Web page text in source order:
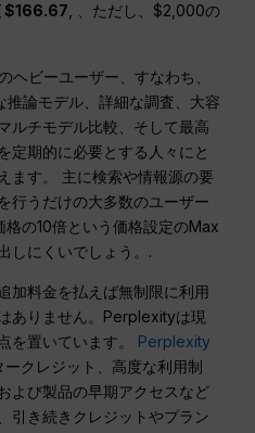
$166.67 , 、ただし、$2,000の
ビーユーザー、すなわち、
論モデル、詳細な調査、大容
ルチモデル比較、そして最高
定期的に必要とする人々にと
ます。 主に検索や情報源の要
行うだけの大多数のユーザー
の10倍という価格設定のMax
しにくいでしょう。.
加料金を払えば無制限に利用
ありません。Perplexityは現
を置いています。 Perplexity
ークレジット、高度な利用制
よび製品の早期アクセスなど
引き続きクレジットやプラン